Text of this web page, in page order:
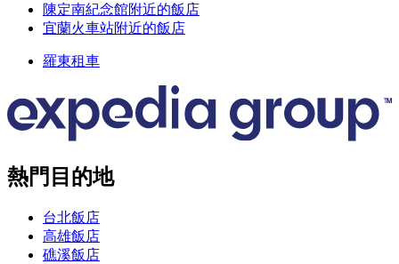
陳定南紀念館附近的飯店
宜蘭火車站附近的飯店
羅東租車
熱門目的地
台北飯店
高雄飯店
礁溪飯店